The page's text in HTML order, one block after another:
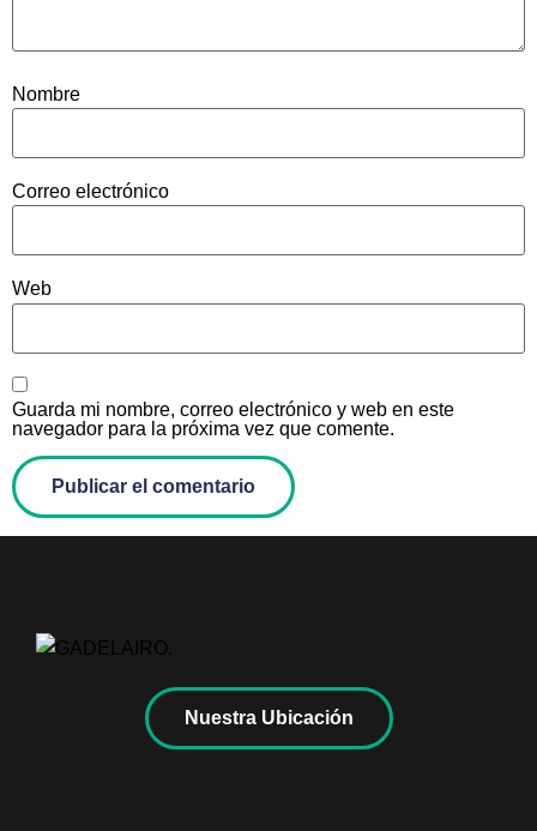
Nombre
Correo electrónico
Web
Guarda mi nombre, correo electrónico y web en este
navegador para la próxima vez que comente.
Nuestra Ubicación